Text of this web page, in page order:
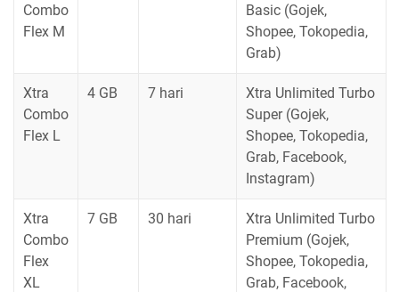
Combo
Flex M
Basic (Gojek,
Shopee, Tokopedia,
Grab)
Xtra
Combo
Flex L
4 GB 7 hari
Xtra Unlimited Turbo
Super (Gojek,
Shopee, Tokopedia,
Grab, Facebook,
Instagram)
Xtra
Combo
Flex
XL
7 GB 30 hari
Xtra Unlimited Turbo
Premium (Gojek,
Shopee, Tokopedia,
Grab, Facebook,